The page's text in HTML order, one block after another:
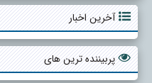
آخرین اخبار
پربیننده ترین های